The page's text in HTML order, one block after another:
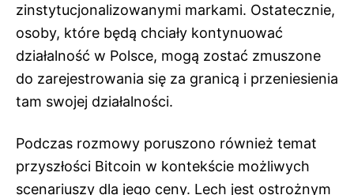
zinstytucjonalizowanymi markami. Ostatecznie,
osoby, które będą chciały kontynuować
działalność w Polsce, mogą zostać zmuszone
do zarejestrowania się za granicą i przeniesienia
tam swojej działalności.
Podczas rozmowy poruszono również temat
przyszłości Bitcoin w kontekście możliwych
scenariuszy dla jego ceny. Lech jest ostrożnym